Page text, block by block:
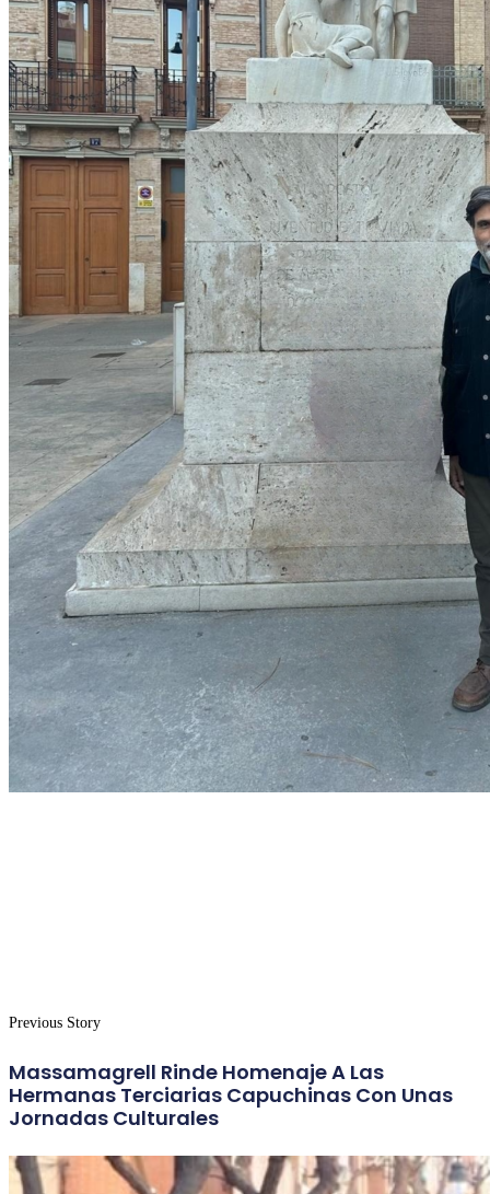
Previous Story
Massamagrell Rinde Homenaje A Las
Hermanas Terciarias Capuchinas Con Unas
Jornadas Culturales